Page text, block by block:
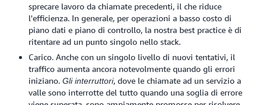
sprecare lavoro da chiamate precedenti, il che riduce
l'efficienza. In generale, per operazioni a basso costo di
piano dati e piano di controllo, la nostra best practice è di
ritentare ad un punto singolo nello stack.
Carico. Anche con un singolo livello di nuovi tentativi, il
traffico aumenta ancora notevolmente quando gli errori
iniziano. Gli interruttori, dove le chiamate ad un servizio a
valle sono interrotte del tutto quando una soglia di errore